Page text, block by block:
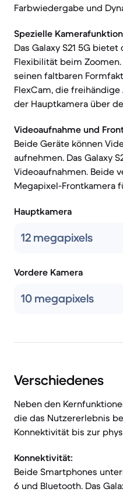
Farbwiedergabe und
Spezielle
Das Galaxy S21 5G
Flexibilität beim
seinen faltbaren
FlexCam, die
der Hauptkamera über
Videoaufnahme und
Beide Geräte können
aufnehmen. Das Galaxy
Videoaufnahmen. Beide
Megapixel-Frontkamera
Hauptkamera
12 megapixels
Vordere Kamera
10 megapixels
Verschiedenes
Neben den
die das Nutzererlebnis
Konnektivität bis zur
Konnektivität:
Beide Smartphones
6 und Bluetooth. Das